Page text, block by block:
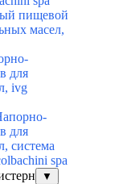
пищевой
масел,
для
ivg
для
система
spa
▼